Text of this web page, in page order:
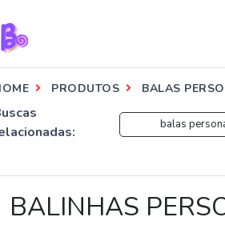
PRODUTOS BALAS
balas
BALINHAS